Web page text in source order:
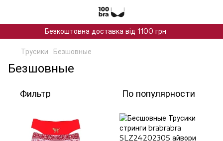
Безкоштовна доставка від 1100 грн
Трусики Безшовные
Безшовные
Фильтр По популярности